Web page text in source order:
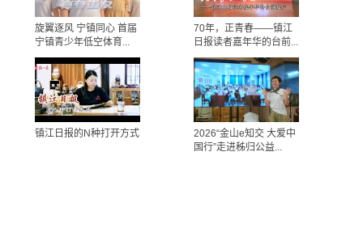
旋翼逐风 宁镇同心 首届
宁镇青少年低空体育...
70年，正青春——镇江
日报读者嘉年华的台前...
镇江日报的N种打开方式
2026“金山e知交 大爱中
国行”走进秭归公益...